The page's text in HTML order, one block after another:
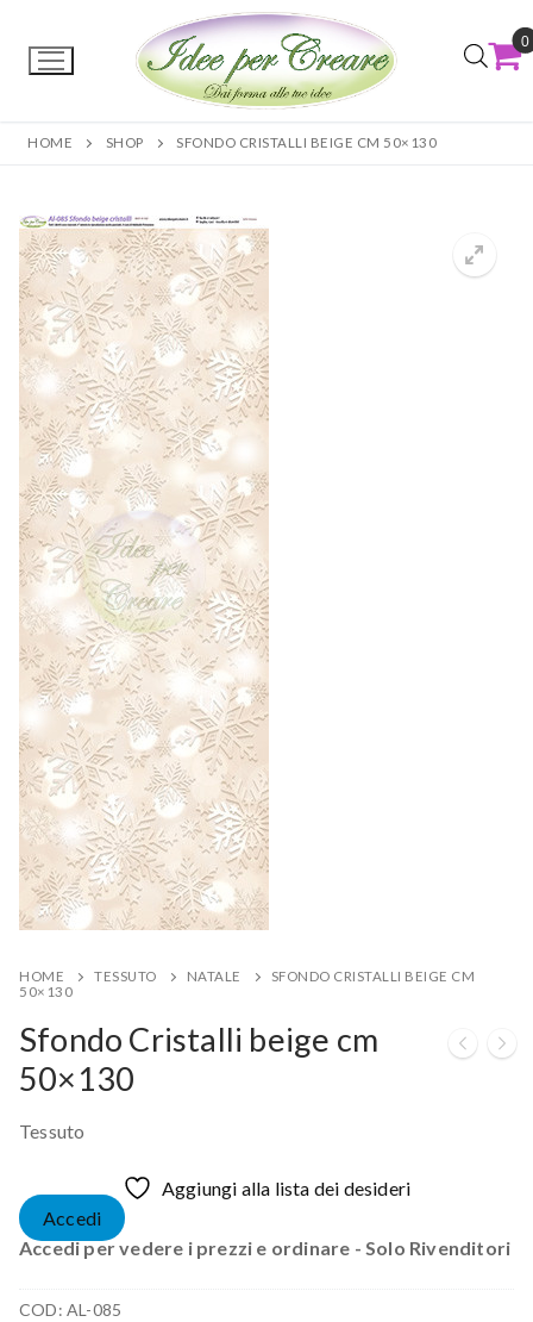
0
HOME SHOP SFONDO CRISTALLI BEIGE CM 50×130
HOME TESSUTO NATALE
SFONDO CRISTALLI BEIGE CM
50×130
Sfondo Cristalli beige cm
50×130
Tessuto
Aggiungi alla lista dei desideri
Accedi
Accedi per vedere i prezzi e ordinare - Solo Rivenditori
COD: AL-085